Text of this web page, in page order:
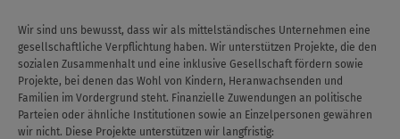
Wir sind uns bewusst, dass wir als mittelständisches Unternehmen eine
gesellschaftliche Verpflichtung haben. Wir unterstützen Projekte, die den
sozialen Zusammenhalt und eine inklusive Gesellschaft fördern sowie
Projekte, bei denen das Wohl von Kindern, Heranwachsenden und
Familien im Vordergrund steht. Finanzielle Zuwendungen an politische
Parteien oder ähnliche Institutionen sowie an Einzelpersonen gewähren
wir nicht. Diese Projekte unterstützen wir langfristig: